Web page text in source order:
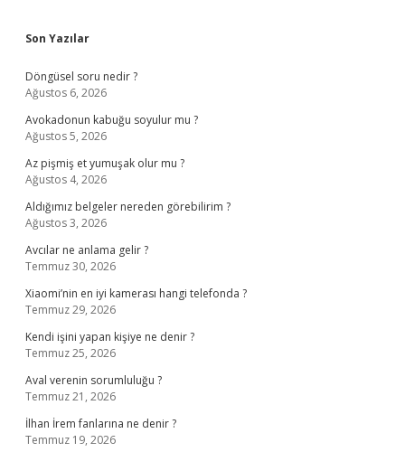
Sidebar
Son Yazılar
Döngüsel soru nedir ?
Ağustos 6, 2026
Avokadonun kabuğu soyulur mu ?
Ağustos 5, 2026
Az pişmiş et yumuşak olur mu ?
Ağustos 4, 2026
Aldığımız belgeler nereden görebilirim ?
Ağustos 3, 2026
Avcılar ne anlama gelir ?
Temmuz 30, 2026
Xiaomi’nin en iyi kamerası hangi telefonda ?
Temmuz 29, 2026
Kendi işini yapan kişiye ne denir ?
Temmuz 25, 2026
Aval verenin sorumluluğu ?
Temmuz 21, 2026
İlhan İrem fanlarına ne denir ?
Temmuz 19, 2026